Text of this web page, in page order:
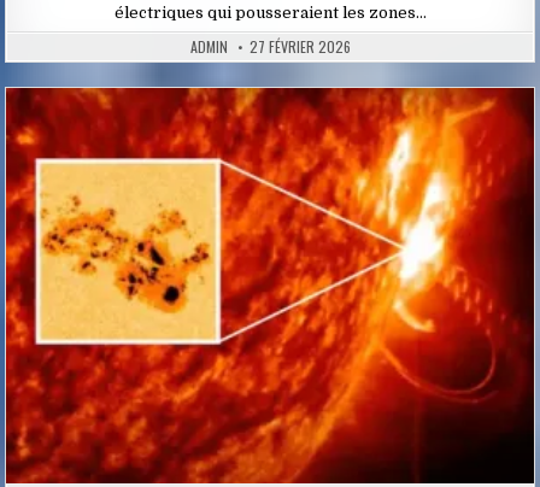
électriques qui pousseraient les zones…
ADMIN 27 FÉVRIER 2026
Posted
in